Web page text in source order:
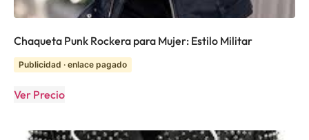
Chaqueta Punk Rockera para Mujer: Estilo Militar
Publicidad · enlace pagado
Ver Precio